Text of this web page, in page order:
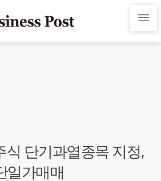
식 단기과열종목 지정,
일가매매